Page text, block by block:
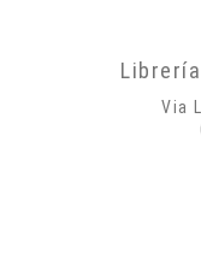
Via